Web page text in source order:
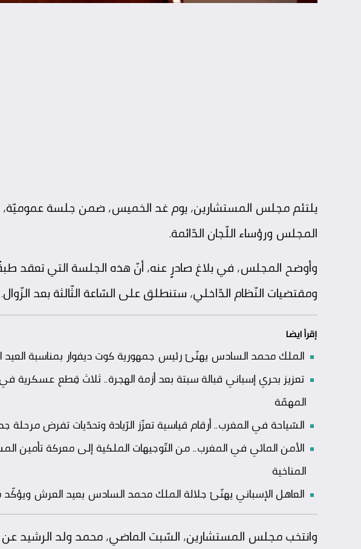
يلتئممجلس المستشارين، يوم غد الخميس، ضمن جلسة
المجلس ورؤساء اللّجان الدّائمة.
ومقتضيات النّظام الدّاخلي، ستنطلق على السّاعة الثّالثة بعد الزّوال.
إقرأ ايضا
الملك محمد السادس يهنّئ رئيس جمهورية كوت ديفوار بمناسبة العيد
تعزيز بحري إسباني قبالة سبتة بعد أزمة الهجرة.. ثلاث قِطع
المهمّة
السّياحة في المغرب.. أرقام قياسية تعزّز الرّيادة وتحدّيات تفرض مرحلة
الأمن المائي في المغرب.. من التّوجيهات الملكية إلى معركة تأمين
المناخية
العاهل الإسباني يهنّئ جلالة الملك محمد السادس بعيد العرش ويؤكّد
وانتخب مجلس المستشارين، السّبت الماضي، محمد ولد الرشيد